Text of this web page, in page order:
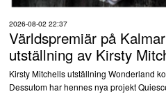
2026-08-02 22:37
Världspremiär på
utställning av Kirsty
Kirsty Mitchells utställning Wonderland
Dessutom har hennes nya projekt